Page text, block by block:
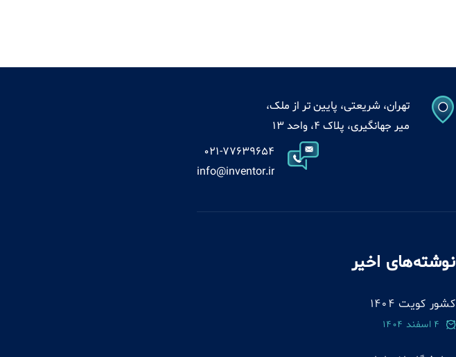
تهران، شریعتی، پایین تر از ملک،
میر جهانگیری، پلاک 4، واحد 13
021-77639654
info@inventor.ir
نوشته‌های اخیر
کشور کویت 1404
4 اسفند 1404